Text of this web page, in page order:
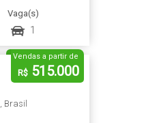
1
Vaga(s)
R$ 515.000
Vendas a partir de
, Brasil